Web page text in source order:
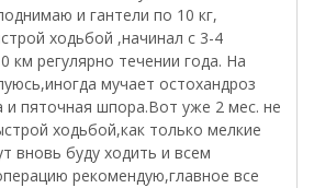
и гантели по 10 кг,
ходьбой ,начинал с 3-4
км регулярно течении года. На
мучает остохандроз
и пяточная шпора.Вот уже 2 мес. не
ходьбой,как только мелкие
вновь буду ходить и всем
рекомендую,главное все